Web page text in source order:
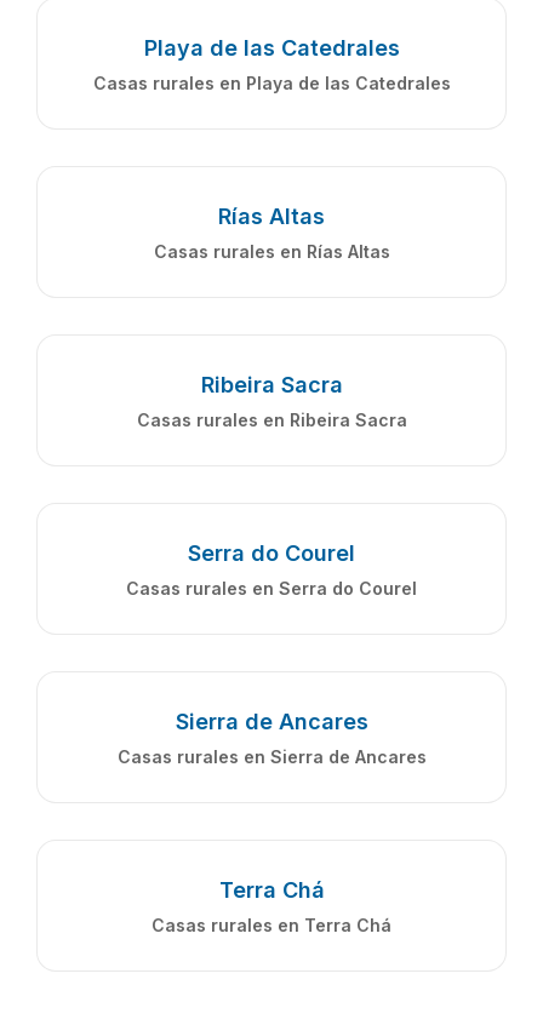
Playa de las Catedrales
Casas rurales en Playa de las Catedrales
Rías Altas
Casas rurales en Rías Altas
Ribeira Sacra
Casas rurales en Ribeira Sacra
Serra do Courel
Casas rurales en Serra do Courel
Sierra de Ancares
Casas rurales en Sierra de Ancares
Terra Chá
Casas rurales en Terra Chá